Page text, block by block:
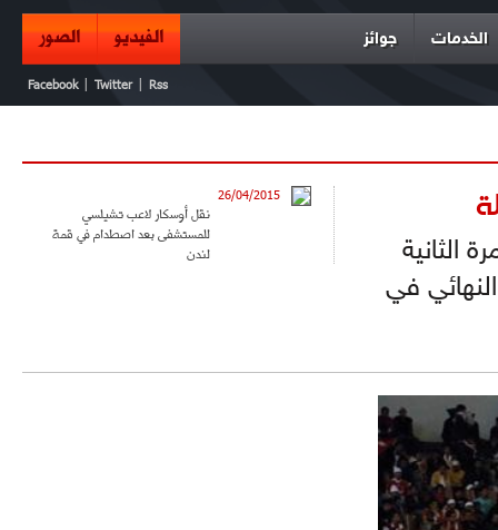
الخدمات جوائز الفيديو الصور
Facebook Twitter Rss
الثانية
في النهائي في
26/04/2015
نقل أوسكار لاعب تشيلسي
للمستشفى بعد اصطدام في قمة
لندن